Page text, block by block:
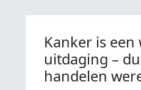
Kanker is
uitdaging –
handelen